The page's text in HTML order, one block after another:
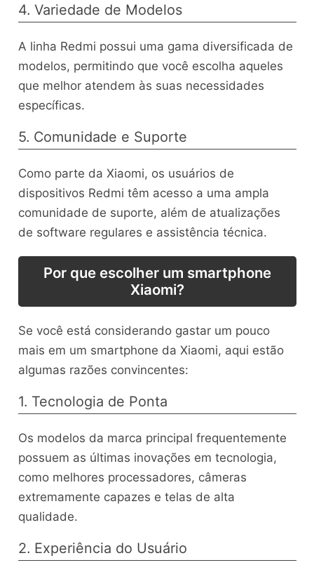
4. Variedade de Modelos
A linha Redmi possui uma gama diversificada de
modelos, permitindo que você escolha aqueles
que melhor atendem às suas necessidades
específicas.
5. Comunidade e Suporte
Como parte da Xiaomi, os usuários de
dispositivos Redmi têm acesso a uma ampla
comunidade de suporte, além de atualizações
de software regulares e assistência técnica.
Por que escolher um smartphone
Xiaomi?
Se você está considerando gastar um pouco
mais em um smartphone da Xiaomi, aqui estão
algumas razões convincentes:
1. Tecnologia de Ponta
Os modelos da marca principal frequentemente
possuem as últimas inovações em tecnologia,
como melhores processadores, câmeras
extremamente capazes e telas de alta
qualidade.
2. Experiência do Usuário